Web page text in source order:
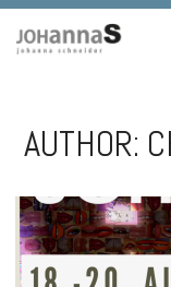
Skip
content
AUTHOR: